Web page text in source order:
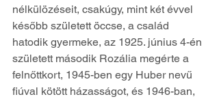
nélkülözéseit, csakúgy, mint két évvel
később született öccse, a család
hatodik gyermeke, az 1925. június 4-én
született második Rozália megérte a
felnőttkort, 1945-ben egy Huber nevű
fiúval kötött házasságot, és 1946-ban,